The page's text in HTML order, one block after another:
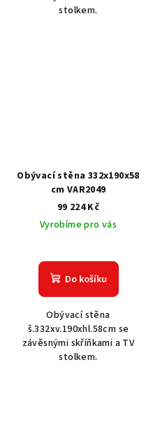
stolkem.
Obývací stěna 332x190x58
cm VAR2049
99 224 Kč
Vyrobíme pro vás
Do košíku
Obývací stěna
š.332xv.190xhl.58cm se
závěsnými skříňkami a TV
stolkem.